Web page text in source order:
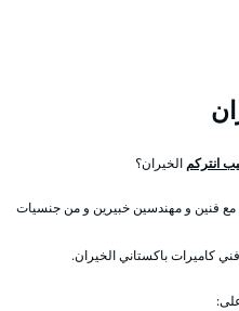
انتركم الخيران؟
مع فنين و مهندسين خبيرين و من جنسيات
كاميرات باكستاني الخيران.